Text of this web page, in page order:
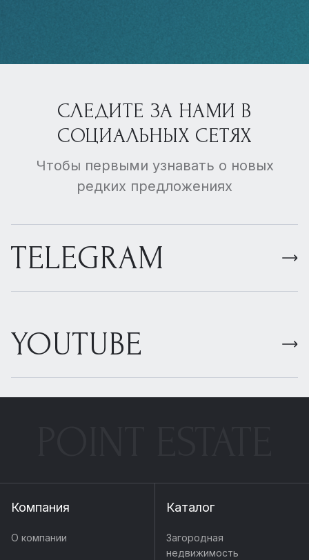
СЛЕДИТЕ ЗА НАМИ В
СОЦИАЛЬНЫХ СЕТЯХ
Чтобы первыми узнавать о новых
редких предложениях
TELEGRAM
YOUTUBE
Компания
О компании
Каталог
Загородная
недвижимость